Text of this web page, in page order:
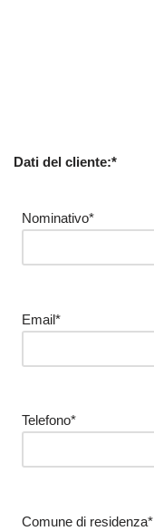
Dati del cliente:*
Nominativo*
Email*
Telefono*
Comune di residenza*